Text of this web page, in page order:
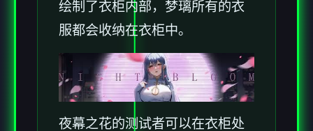
绘制了衣柜内部，梦璃所有的衣
服都会收纳在衣柜中。
夜幕之花的测试者可以在衣柜处